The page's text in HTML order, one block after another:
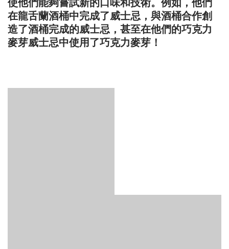
使他們能夠嘗試新的口味和技術。例如，他們
在龍舌蘭酒桶中完成了威士忌，與酒桶合作創
造了酒桶完成的威士忌，甚至在他們的巧克力
麥芽威士忌中使用了巧克力麥芽！